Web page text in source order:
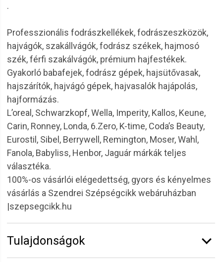
.
Professzionális fodrászkellékek, fodrászeszközök,
hajvágók, szakállvágók, fodrász székek, hajmosó
szék, férfi szakálvágók, prémium hajfestékek.
Gyakorló babafejek, fodrász gépek, hajsütővasak,
hajszárítók, hajvágó gépek, hajvasalók hajápolás,
hajformázás.
L’oreal, Schwarzkopf, Wella, Imperity, Kallos, Keune,
Carin, Ronney, Londa, 6.Zero, K-time, Coda’s Beauty,
Eurostil, Sibel, Berrywell, Remington, Moser, Wahl,
Fanola, Babyliss, Henbor, Jaguár márkák teljes
választéka.
100%-os vásárlói elégedettség, gyors és kényelmes
vásárlás a Szendrei Szépségcikk webáruházban
|szepsegcikk.hu
Tulajdonságok